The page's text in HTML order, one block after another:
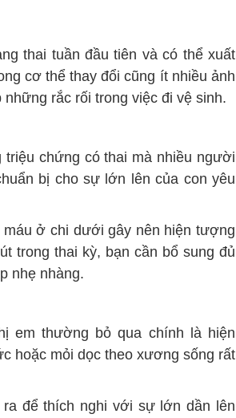
thai tuần đầu tiên và có thể xuất
cơ thể thay đổi cũng ít nhiều ảnh
rắc rối trong việc đi vệ sinh.
chứng có thai mà nhiều người
bị cho sự lớn lên của con yêu
ở chi dưới gây nên hiện tượng
trong thai kỳ, bạn cần bổ sung đủ
nhẹ nhàng.
em thường bỏ qua chính là hiện
hoặc mỏi dọc theo xương sống rất
để thích nghi với sự lớn dần lên